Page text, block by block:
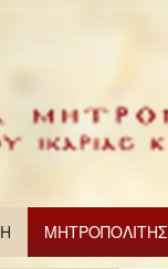
ΜΗΤΡΟΠΟΛΙΤΗΣ